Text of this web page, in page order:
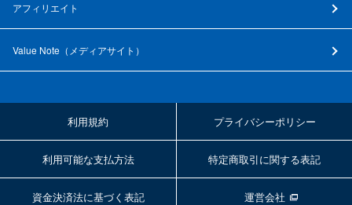
アフィリエイト
Value Note（ メディアサイト ）
利用規約 プライバシーポリシー
利用可能な支払方法 特定商取引に関する表記
資金決済法に基づく表記 運営会社